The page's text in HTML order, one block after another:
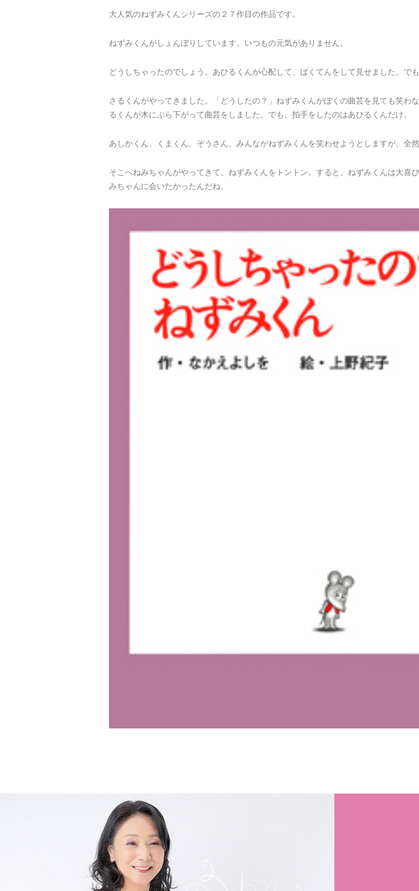
大人気のねずみくんシリーズの２７作目の作品です。
ねずみくんがしょんぼりしています。いつもの元気がありません。
どうしちゃったのでしょう。あひるくんが心配して、ばくてんをして見せました。で
さるくんがやってきました。「どうしたの？」ねずみくんがぼくの曲芸を見ても笑わ
るくんが木にぶら下がって曲芸をしました。でも、拍手をしたのはあひるくんだけ。
あしかくん、くまくん、ぞうさん、みんながねずみくんを笑わせようとしますが、全然
そこへねみちゃんがやってきて、ねずみくんをトントン。すると、ねずみくんは大喜
みちゃんに会いたかったんだね。